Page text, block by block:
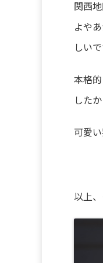
関西
よや
しいで
本格
した
可愛
以上